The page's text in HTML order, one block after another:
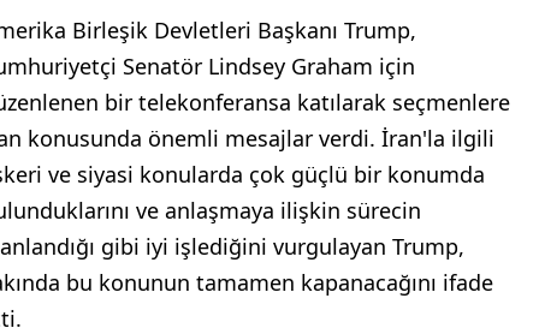
Birleşik Devletleri Başkanı Trump,
Senatör Lindsey Graham için
bir telekonferansa katılarak seçmenlere
konusunda önemli mesajlar verdi. İran'la ilgili
ve siyasi konularda çok güçlü bir konumda
ve anlaşmaya ilişkin sürecin
gibi iyi işlediğini vurgulayan Trump,
bu konunun tamamen kapanacağını ifade